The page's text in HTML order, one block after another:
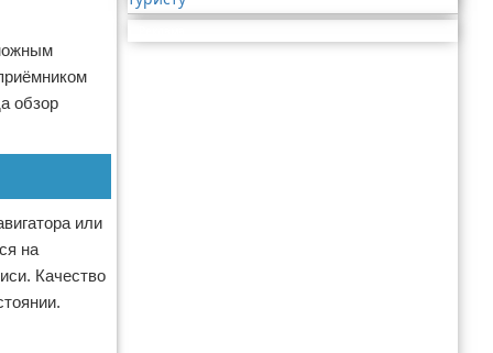
обзор
или
на
Качество